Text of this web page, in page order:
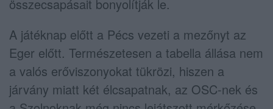
összecsapásait bonyolítják le.
A játéknap előtt a Pécs vezeti a mezőnyt az
Eger előtt. Természetesen a tabella állása nem
a valós erőviszonyokat tükrözi, hiszen a
járvány miatt két élcsapatnak, az OSC-nek és